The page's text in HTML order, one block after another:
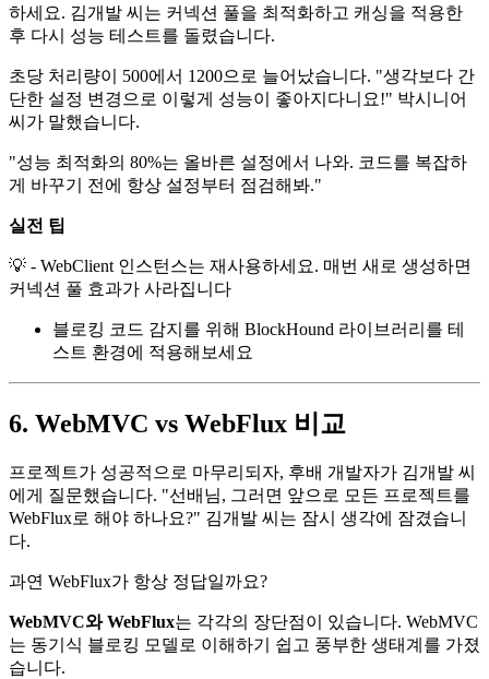
하세요. 김개발 씨는 커넥션 풀을 최적화하고 캐싱을 적용한
후 다시 성능 테스트를 돌렸습니다.
초당 처리량이 500에서 1200으로 늘어났습니다. "생각보다 간
단한 설정 변경으로 이렇게 성능이 좋아지다니요!" 박시니어
씨가 말했습니다.
"성능 최적화의 80%는 올바른 설정에서 나와. 코드를 복잡하
게 바꾸기 전에 항상 설정부터 점검해봐."
실전 팁
💡 - WebClient 인스턴스는 재사용하세요. 매번 새로 생성하면
커넥션 풀 효과가 사라집니다
블로킹 코드 감지를 위해 BlockHound 라이브러리를 테
스트 환경에 적용해보세요
6. WebMVC vs WebFlux 비교
프로젝트가 성공적으로 마무리되자, 후배 개발자가 김개발 씨
에게 질문했습니다. "선배님, 그러면 앞으로 모든 프로젝트를
WebFlux로 해야 하나요?" 김개발 씨는 잠시 생각에 잠겼습니
다.
과연 WebFlux가 항상 정답일까요?
WebMVC와 WebFlux는 각각의 장단점이 있습니다. WebMVC
는 동기식 블로킹 모델로 이해하기 쉽고 풍부한 생태계를 가졌
습니다.